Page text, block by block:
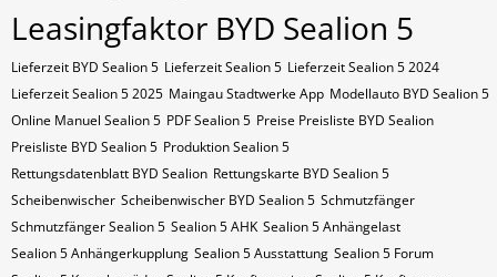
Leasingfaktor BYD Sealion 5
Lieferzeit BYD Sealion 5 Lieferzeit Sealion 5 Lieferzeit Sealion 5 2024
Lieferzeit Sealion 5 2025 Maingau Stadtwerke App Modellauto BYD Sealion 5
Online Manuel Sealion 5 PDF Sealion 5 Preise Preisliste BYD Sealion
Preisliste BYD Sealion 5 Produktion Sealion 5
Rettungsdatenblatt BYD Sealion Rettungskarte BYD Sealion 5
Scheibenwischer Scheibenwischer BYD​ Sealion 5 Schmutzfänger
Schmutzfänger Sealion 5 Sealion 5 AHK Sealion 5 Anhängelast
Sealion 5 Anhängerkupplung Sealion 5 Ausstattung Sealion 5 Forum